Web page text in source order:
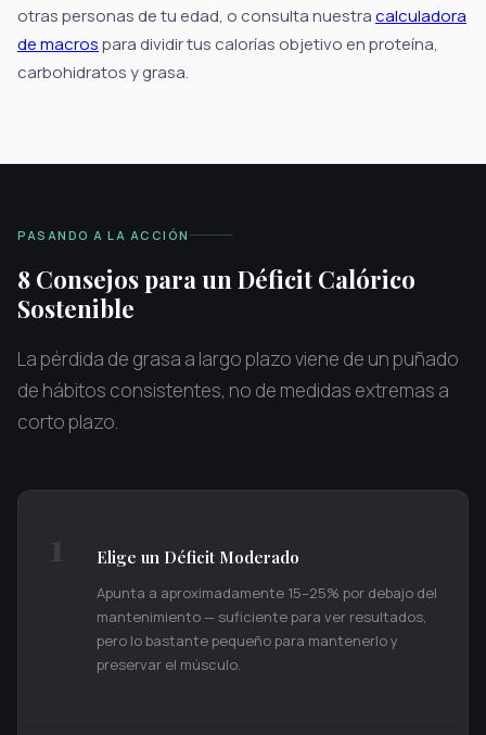
otras personas de tu edad, o consulta nuestracalculadora
de macrospara dividir tus calorías objetivo en proteína,
carbohidratos y grasa.
PASANDO A LA ACCIÓN
8 Consejos para un Déficit Calórico
Sostenible
La pérdida de grasa a largo plazo viene de un puñado
de hábitos consistentes, no de medidas extremas a
corto plazo.
Elige un Déficit Moderado
Apunta a aproximadamente 15–25% por debajo del
mantenimiento — suficiente para ver resultados,
pero lo bastante pequeño para mantenerlo y
preservar el músculo.